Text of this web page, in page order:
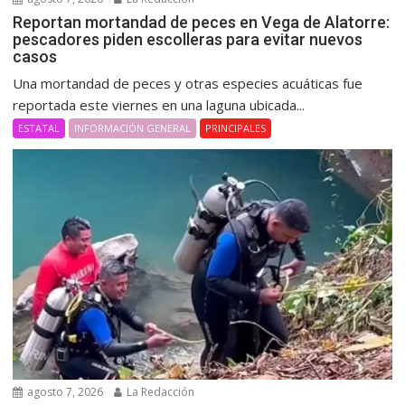
Reportan mortandad de peces en Vega de Alatorre:
pescadores piden escolleras para evitar nuevos
casos
Una mortandad de peces y otras especies acuáticas fue
reportada este viernes en una laguna ubicada...
ESTATAL INFORMACIÓN GENERAL PRINCIPALES
agosto 7, 2026 La Redacción